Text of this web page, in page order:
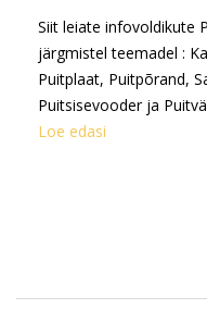
Siit leiate infovoldikute
järgmistel teemadel :
Puitplaat, Puitpõrand,
Puitsisevooder ja
Loe edasi